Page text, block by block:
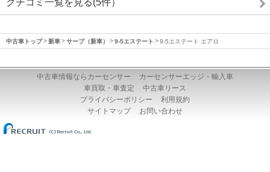
クチコミ一覧を見る(5件）
中古車トップ 新車 サーブ（新車） 9-5エステート 9-5エステート エアロ
中古車情報ならカーセンサー
カーセンサーエッジ・輸入車
車買取・車査定
中古車リース
プライバシーポリシー
利用規約
サイトマップ
お問い合わせ